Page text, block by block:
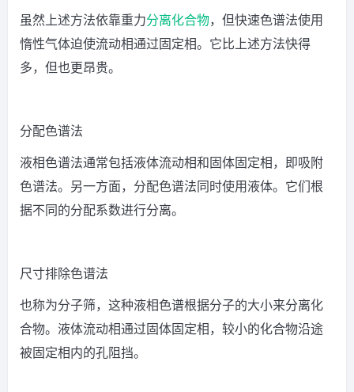
虽然上述方法依靠重力分离化合物，但快速色谱法使用
惰性气体迫使流动相通过固定相。它比上述方法快得
多，但也更昂贵。
分配色谱法
液相色谱法通常包括液体流动相和固体固定相，即吸附
色谱法。另一方面，分配色谱法同时使用液体。它们根
据不同的分配系数进行分离。
尺寸排除色谱法
也称为分子筛，这种液相色谱根据分子的大小来分离化
合物。液体流动相通过固体固定相，较小的化合物沿途
被固定相内的孔阻挡。